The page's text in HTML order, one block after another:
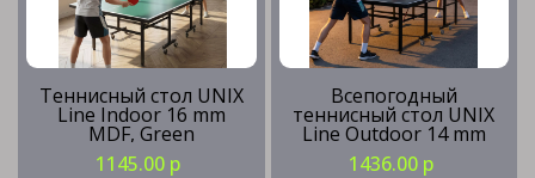
Теннисный стол UNIX
Line Indoor 16 mm
MDF, Green
1145.00 р
Всепогодный
теннисный стол UNIX
Line Outdoor 14 mm
SMC, Grey
1436.00 р